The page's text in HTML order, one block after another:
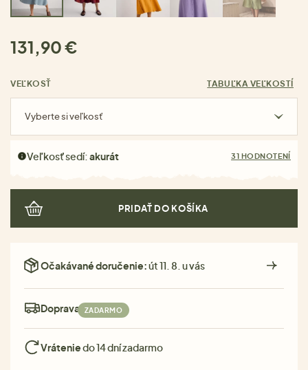
131,90 €
VEĽKOSŤ TABUĽKA VEĽKOSTÍ
Vyberte si veľkosť
Veľkosť sedí:akurát 31 HODNOTENÍ
PRIDAŤ DO KOŠÍKA
Očakávané doručenie:út 11. 8. u vás
Doprava: ZADARMO
Vráteniedo 14 dní zadarmo